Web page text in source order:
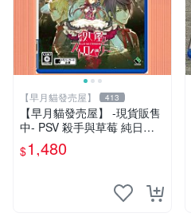
【早月貓發売屋】 413
【早月貓發売屋】 -現貨販售
中- PSV 殺手與草莓 純日版
日文版 ※戀愛×懸疑※ 戀愛AD
V遊戲
$1,480